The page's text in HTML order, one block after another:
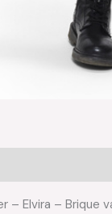
– Elvira – Brique